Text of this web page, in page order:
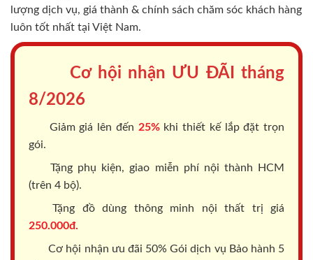
lượng dịch vụ, giá thành & chính sách chăm sóc khách hàng
luôn tốt nhất tại Việt Nam.
Cơ hội nhận ƯU ĐÃI tháng
8/2026
Giảm giá lên đến 25%khi thiết kế lắp đặt trọn
gói.
Tặng phụ kiện, giao miễn phí nội thành HCM
(trên 4 bộ).
Tặng đồ dùng thông minh nội thất trị giá
250.000đ.
Cơ hội nhận ưu đãi 50% Gói dịch vụ Bảo hành 5